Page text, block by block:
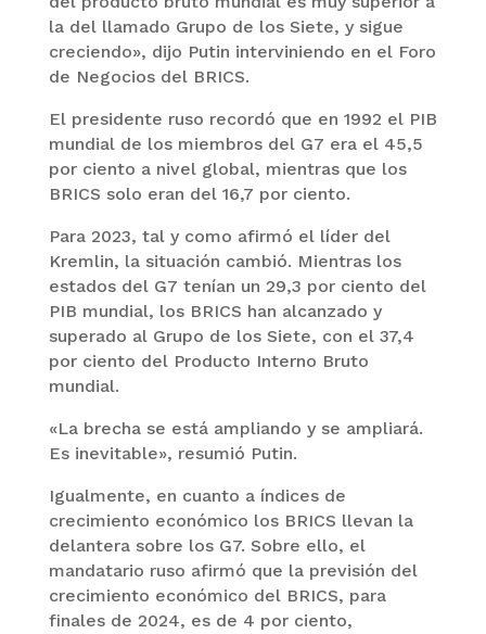
la del llamado Grupo de los Siete, y sigue
creciendo», dijo Putin interviniendo en el Foro
de Negocios del BRICS.
El presidente ruso recordó que en 1992 el PIB
mundial de los miembros del G7 era el 45,5
por ciento a nivel global, mientras que los
BRICS solo eran del 16,7 por ciento.
Para 2023, tal y como afirmó el líder del
Kremlin, la situación cambió. Mientras los
estados del G7 tenían un 29,3 por ciento del
PIB mundial, los BRICS han alcanzado y
superado al Grupo de los Siete, con el 37,4
por ciento del Producto Interno Bruto
mundial.
«La brecha se está ampliando y se ampliará.
Es inevitable», resumió Putin.
Igualmente, en cuanto a índices de
crecimiento económico los BRICS llevan la
delantera sobre los G7. Sobre ello, el
mandatario ruso afirmó que la previsión del
crecimiento económico del BRICS, para
finales de 2024, es de 4 por ciento,